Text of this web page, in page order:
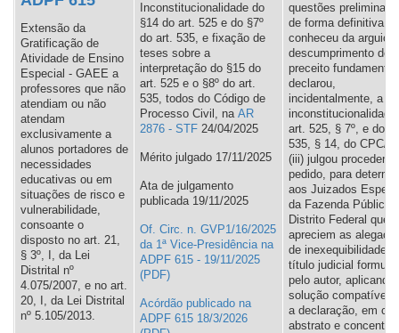
Extensão da
Gratificação de
Atividade de Ensino
Especial - GAEE a
professores que não
atendiam ou não
atendam
exclusivamente a
alunos portadores de
necessidades
educativas ou em
situações de risco e
vulnerabilidade,
consoante o
disposto no art. 21,
§ 3º, I, da Lei
Distrital nº
4.075/2007, e no art.
20, I, da Lei Distrital
nº 5.105/2013.
Inconstitucionalidade do
§14 do art. 525 e do §7º
do art. 535, e fixação de
teses sobre a
interpretação do §15 do
art. 525 e o §8º do art.
535, todos do Código de
Processo Civil, na AR
2876 - STF 24/04/2025
Mérito julgado 17/11/2025
Ata de julgamento
publicada 19/11/2025
Of. Circ. n. GVP1/16/2025
da 1ª Vice-Presidência na
ADPF 615 - 19/11/2025
Acórdão publicado na
ADPF 615 18/3/2026
questões
de forma definitiva,
conheceu da
descumprimento de
preceito
declarou,
incidentalmente, a
inconstitucionalidade
art. 525, § 7º, e do
535, § 14, do CPC/
(iii) julgou
pedido, para
aos Juizados
da Fazenda Pública
Distrito Federal que
apreciem as
de inexequibilidade
título judicial
pelo autor, aplicando
solução compatível
a declaração, em
abstrato e